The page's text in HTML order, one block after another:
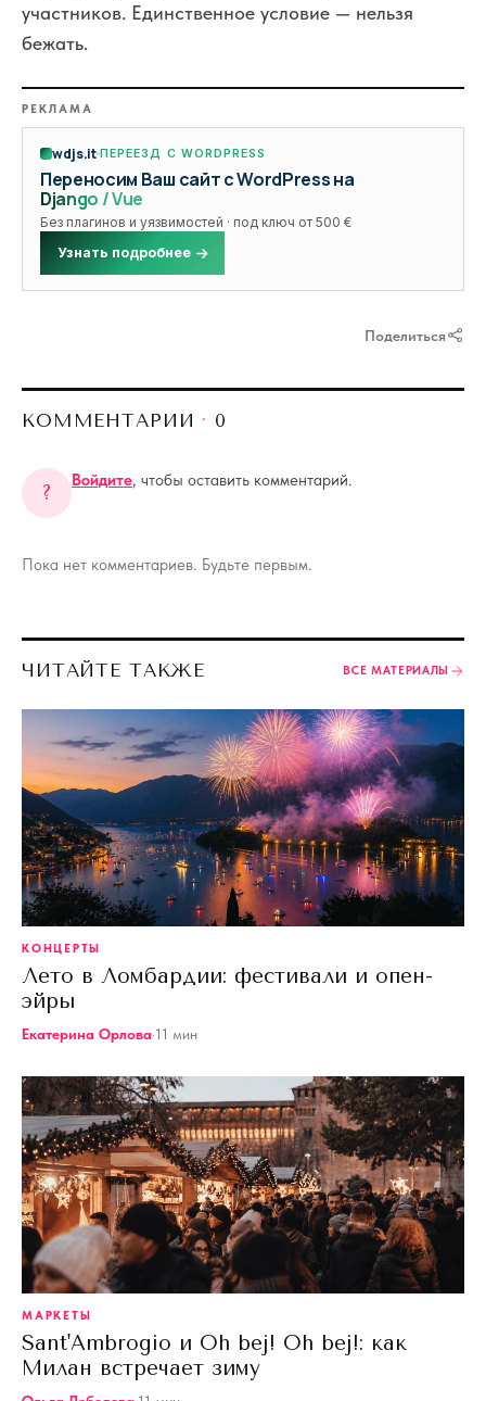
участников. Единственное условие — нельзя
бежать.
РЕКЛАМА
wdjs.it ПЕРЕЕЗД С WORDPRESS
Переносим Ваш сайт с WordPress на
Django / Vue
Без плагинов и уязвимостей · под ключ от 500 €
Узнать подробнее
Поделиться
КОММЕНТАРИИ · 0
?
Войдите, чтобы оставить комментарий.
Пока нет комментариев. Будьте первым.
ЧИТАЙТЕ ТАКЖЕ ВСЕ МАТЕРИАЛЫ
КОНЦЕРТЫ
Лето в Ломбардии: фестивали и опен-
эйры
Екатерина Орлова·11 мин
МАРКЕТЫ
Sant'Ambrogio и Oh bej! Oh bej!: как
Милан встречает зиму